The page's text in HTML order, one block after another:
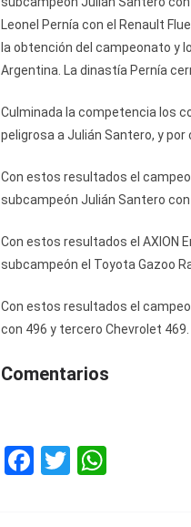
Leonel Pernía con el Renault
la obtención del campeonato y
Argentina. La dinastía Pernía
Culminada la competencia los
peligrosa a Julián Santero, y
Con estos resultados el
subcampeón Julián Santero
Con estos resultados el AXION
subcampeón el Toyota Gazoo
Con estos resultados el
con 496 y tercero Chevrolet 469.
Comentarios
F T